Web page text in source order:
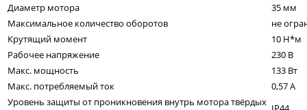
Диаметр мотора
35 мм
Максимальное количество оборотов
не
Крутящий момент
10 Н*м
Рабочее напряжение
230 В
Макс. мощность
133 Вт
Макс. потребляемый ток
0,57 А
Уровень защиты от проникновения внутрь мотора твёрдых